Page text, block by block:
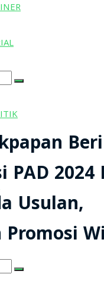
Beri
2024
Usulan,